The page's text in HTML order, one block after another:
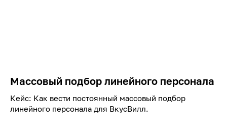
Массовый подбор линейного персонала
Кейс: Как вести постоянный массовый подбор
линейного персонала для ВкусВилл.